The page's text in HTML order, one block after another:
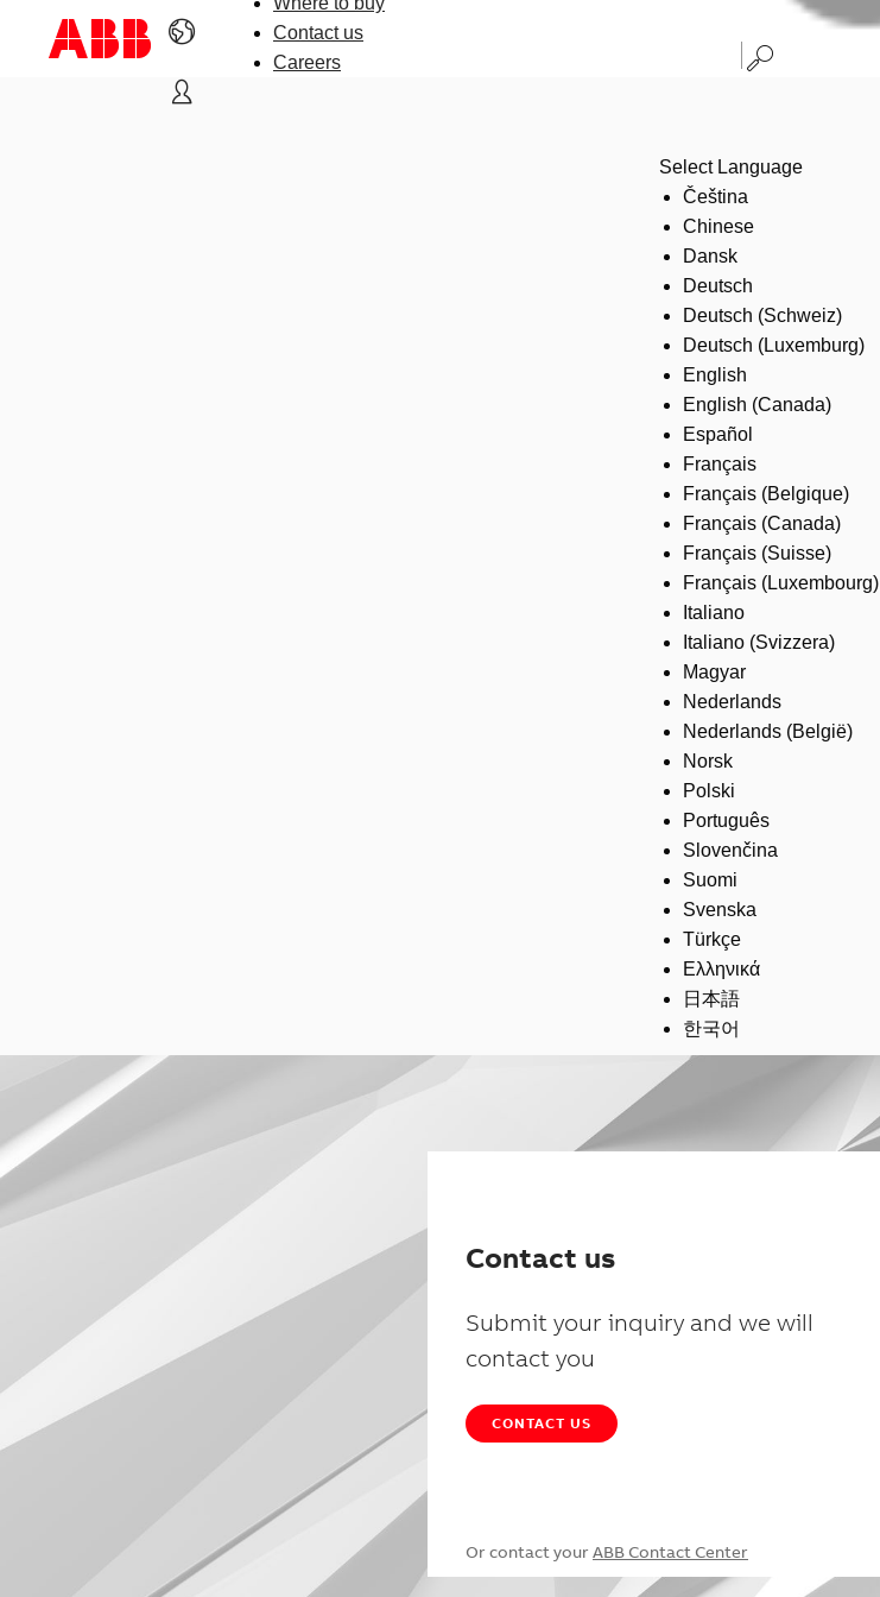
Contact us
Careers
Select Language
Čeština
Chinese
Dansk
Deutsch
Deutsch (Schweiz)
Deutsch (Luxemburg)
English
English (Canada)
Español
Français
Français (Belgique)
Français (Canada)
Français (Suisse)
Français (Luxembourg)
Italiano
Italiano (Svizzera)
Magyar
Nederlands
Nederlands (België)
Norsk
Polski
Português
Slovenčina
Suomi
Svenska
Türkçe
Ελληνικά
日本語
한국어
Contact us
Submit your inquiry and we will
contact you
CONTACT US
Or contact your ABB Contact Center